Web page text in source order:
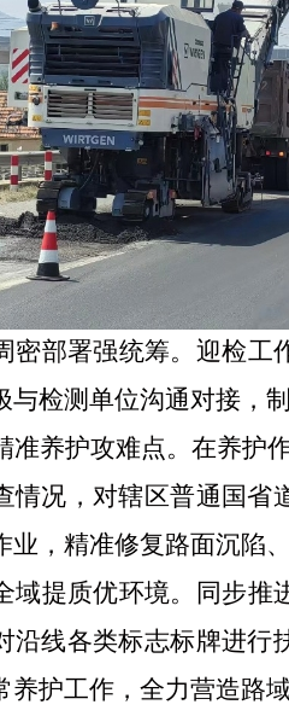
密部署强统筹。 迎检工
与检测单位沟通对接，
准养护攻难点。 在养护
情况，对辖区普通国省
业，精准修复路面沉陷
域提质优环境。
同步推
沿线各类标志标牌进行
养护工作，全力营造路